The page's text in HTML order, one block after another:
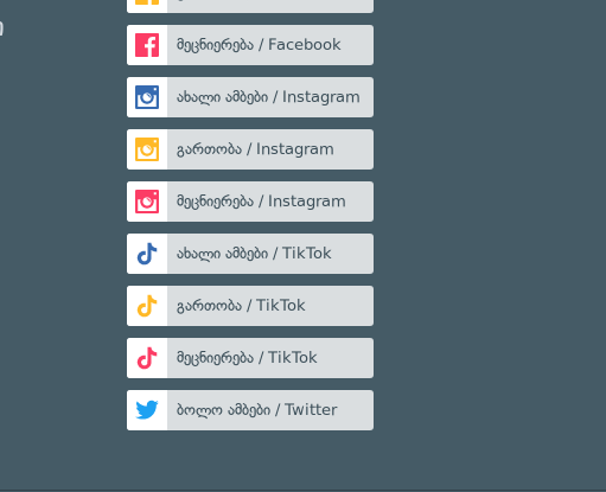
მეცნიერება / Facebook
ახალი ამბები / Instagram
გართობა / Instagram
მეცნიერება / Instagram
ახალი ამბები / TikTok
გართობა / TikTok
მეცნიერება / TikTok
ბოლო ამბები / Twitter